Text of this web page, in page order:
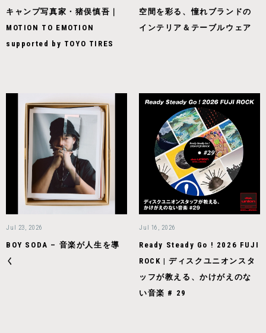
キャンプ写真家・猪俣慎吾｜
MOTION TO EMOTION
supported by TOYO TIRES
空間を彩る、憧れブランドの
インテリア＆テーブルウェア
Jul 23, 2026
BOY SODA – 音楽が人生を導
く
Jul 16, 2026
Ready Steady Go ! 2026 FUJI
ROCK | ディスクユニオンスタ
ッフが教える、かけがえのな
い音楽 # 29